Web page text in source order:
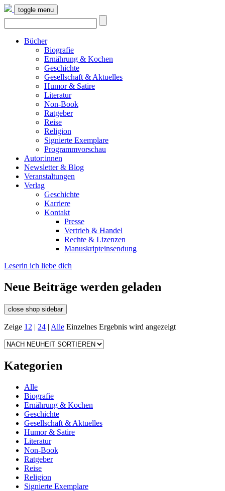
toggle menu
Bücher
Biografie
Ernährung & Kochen
Geschichte
Gesellschaft & Aktuelles
Humor & Satire
Literatur
Non-Book
Ratgeber
Reise
Religion
Signierte Exemplare
Programmvorschau
Autor:innen
Newsletter & Blog
Veranstaltungen
Verlag
Geschichte
Karriere
Kontakt
Presse
Vertrieb & Handel
Rechte & Lizenzen
Manuskripteinsendung
Leserin ich liebe dich
Neue Beiträge werden geladen
close shop sidebar
Zeige 12 | 24 | Alle Einzelnes Ergebnis wird angezeigt
Kategorien
Alle
Biografie
Ernährung & Kochen
Geschichte
Gesellschaft & Aktuelles
Humor & Satire
Literatur
Non-Book
Ratgeber
Reise
Religion
Signierte Exemplare